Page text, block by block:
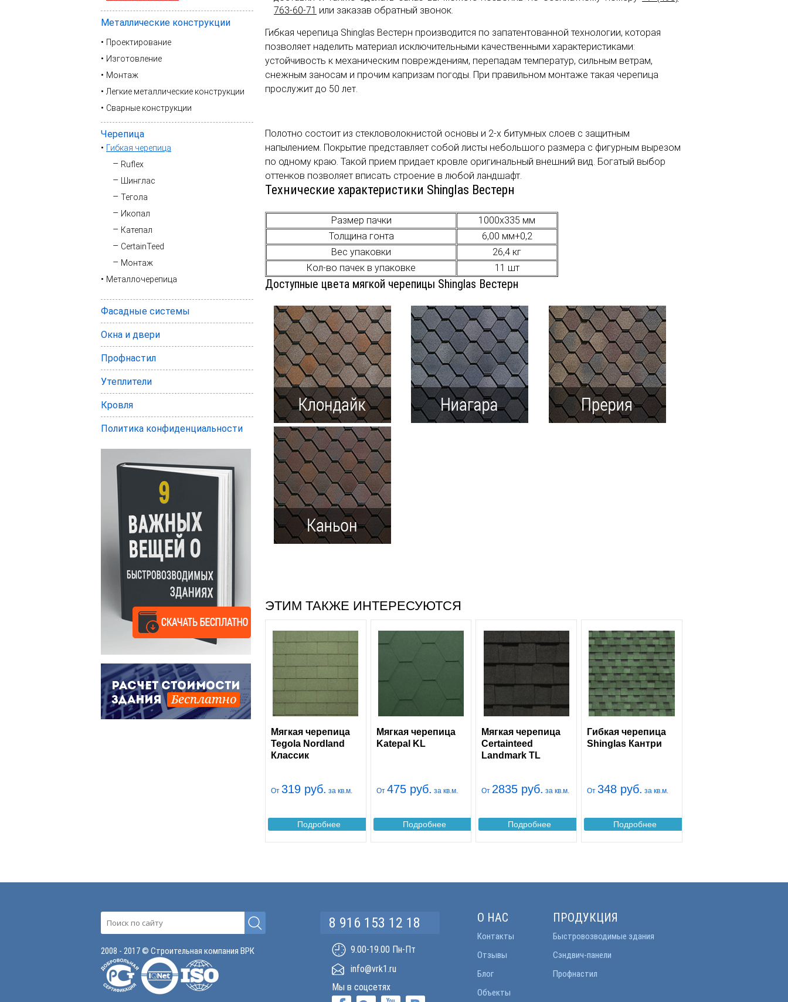
Металлические конструкции
Проектирование
Изготовление
Монтаж
Легкие металлические конструкции
Сварные конструкции
Черепица
Гибкая черепица
Ruflex
Шинглас
Тегола
Икопал
Катепал
CertainTeed
Монтаж
Металлочерепица
Фасадные системы
Окна и двери
Профнастил
Утеплители
Кровля
Политика конфиденциальности
763-60-71 или заказав обратный звонок.
Гибкая черепица Shinglas Вестерн производится по запатентованной технологии, которая
позволяет наделить материал исключительными качественными характеристиками:
устойчивость к механическим повреждениям, перепадам температур, сильным ветрам,
снежным заносам и прочим капризам погоды. При правильном монтаже такая черепица
прослужит до 50 лет.
Полотно состоит из стекловолокнистой основы и 2-х битумных слоев с защитным
напылением. Покрытие представляет собой листы небольшого размера с фигурным вырезом
по одному краю. Такой прием придает кровле оригинальный внешний вид. Богатый выбор
оттенков позволяет вписать строение в любой ландшафт.
Технические характеристики Shinglas Вестерн
Размер пачки
1000х335 мм
Толщина гонта
6,00 мм+0,2
Вес упаковки
26,4 кг
Кол-во пачек в упаковке
11 шт
Доступные цвета мягкой черепицы Shinglas Вестерн
ЭТИМ ТАКЖЕ ИНТЕРЕСУЮТСЯ
Мягкая черепица
Tegola Nordland
Классик
От 319 руб. за кв.м.
Подробнее
Мягкая черепица
Katepal KL
От 475 руб. за кв.м.
Подробнее
Мягкая черепица
Certainteed
Landmark TL
От 2835 руб. за кв.м.
Подробнее
Гибкая черепица
Shinglas Кантри
От348 руб. за кв.м.
Подробнее
2008 - 2017 © Строительная компания ВРК
8 916 153 12 18
9.00-19.00 Пн-Пт
info@vrk1.ru
Мы в соцсетях
О НАС
Контакты
Отзывы
Блог
Объекты
ПРОДУКЦИЯ
Быстровозводимые здания
Сэндвич-панели
Профнастил